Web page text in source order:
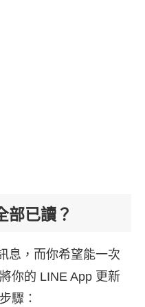
部已讀？
息，而你希望能一次
你的 LINE App 更新
驟：